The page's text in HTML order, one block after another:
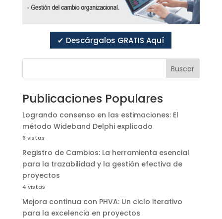
✔ Descárgalos GRATIS Aquí
Buscar
Publicaciones Populares
Logrando consenso en las estimaciones: El
método Wideband Delphi explicado
6 vistas
Registro de Cambios: La herramienta esencial
para la trazabilidad y la gestión efectiva de
proyectos
4 vistas
Mejora continua con PHVA: Un ciclo iterativo
para la excelencia en proyectos